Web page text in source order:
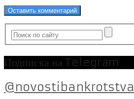
Подписка на Telegram
@novostibankrotstva